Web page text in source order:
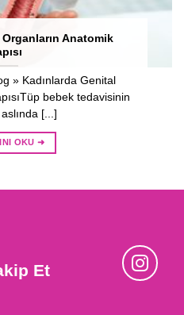
Anatomik
» Kadınlarda Genital
bebek tedavisinin
aslında [...]
OKU ➜
Et